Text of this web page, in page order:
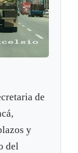
de
y
del